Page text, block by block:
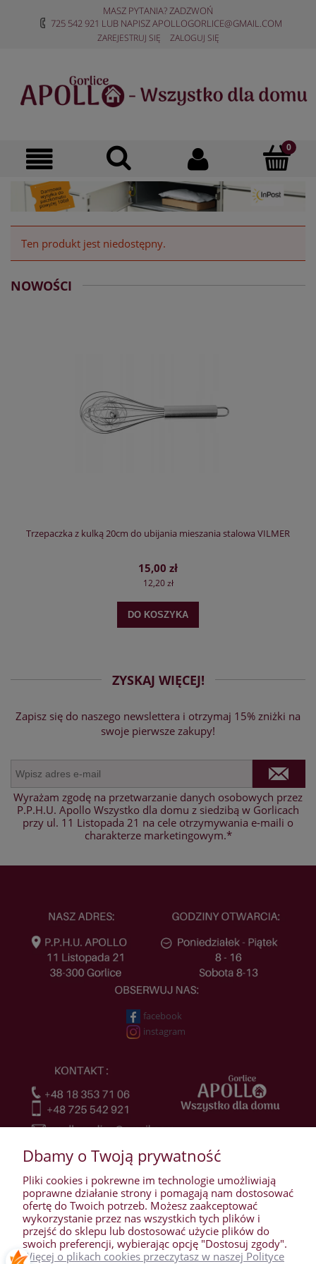
MASZ PYTANIA? ZADZWOŃ
725 542 921 LUB NAPISZAPOLLOGORLICE@GMAIL.COM
ZAREJESTRUJ SIĘ ZALOGUJ SIĘ
Ten produkt jest niedostępny.
NOWOŚCI
Trzepaczka z kulką 20cm do ubijania mieszania stalowa VILMER
15,00 zł
12,20 zł
DO KOSZYKA
ZYSKAJ WIĘCEJ!
Zapisz się do naszego newslettera i otrzymaj 15% zniżki na
swoje pierwsze zakupy!
Wyrażam zgodę na przetwarzanie danych osobowych przez
P.P.H.U. Apollo Wszystko dla domu z siedzibą w Gorlicach
przy ul. 11 Listopada 21 na cele otrzymywania e-maili o
charakterze marketingowym.*
facebook
instagram
WARUNKI ZAKUPÓW
Dbamy o Twoją prywatność
Pliki cookies i pokrewne im technologie umożliwiają
poprawne działanie strony i pomagają nam dostosować
ofertę do Twoich potrzeb. Możesz zaakceptować
wykorzystanie przez nas wszystkich tych plików i
przejść do sklepu lub dostosować użycie plików do
swoich preferencji, wybierając opcję "Dostosuj zgody".
Więcej o plikach cookies przeczytasz w naszej Polityce